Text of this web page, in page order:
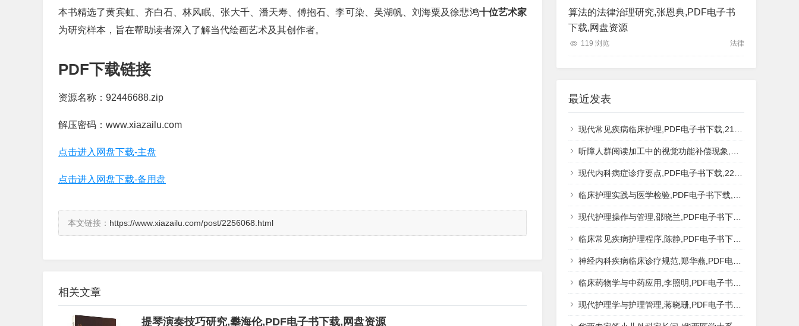
本书精选了黄宾虹、齐白石、林风眠、张大千、潘天寿、傅抱石、李可染、吴湖帆、刘海粟及徐悲鸿十位艺术家
为研究样本，旨在帮助读者深入了解当代绘画艺术及其创作者。
PDF下载链接
资源名称：92446688.zip
解压密码：www.xiazailu.com
点击进入网盘下载-主盘
点击进入网盘下载-备用盘
本文链接： https://www.xiazailu.com/post/2256068.html
相关文章
提琴演奏技巧研究,攀海伦,PDF电子书下载,网盘资源
算法的法律治理研究,张恩典,PDF电子书
下载,网盘资源
119 浏览 法律
最近发表
现代常见疾病临床护理,PDF电子书下载,217MB,网盘资源
听障人群阅读加工中的视觉功能补偿现象,秦钊,PDF电子书下载,网盘资源
现代内科病症诊疗要点,PDF电子书下载,223MB,网盘资源
临床护理实践与医学检验,PDF电子书下载,193MB,网盘资源
现代护理操作与管理,邵晓兰,PDF电子书下载,242MB,网盘资源
临床常见疾病护理程序,陈静,PDF电子书下载,185MB,网盘资源
神经内科疾病临床诊疗规范,郑华燕,PDF电子书下载,188MB,网盘资源
临床药物学与中药应用,李照明,PDF电子书下载,202MB,网盘资源
现代护理学与护理管理,蒋晓珊,PDF电子书下载,223MB,网盘资源